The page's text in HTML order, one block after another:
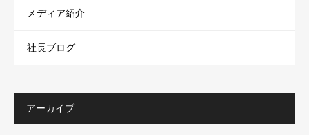
メディア紹介
社長ブログ
アーカイブ